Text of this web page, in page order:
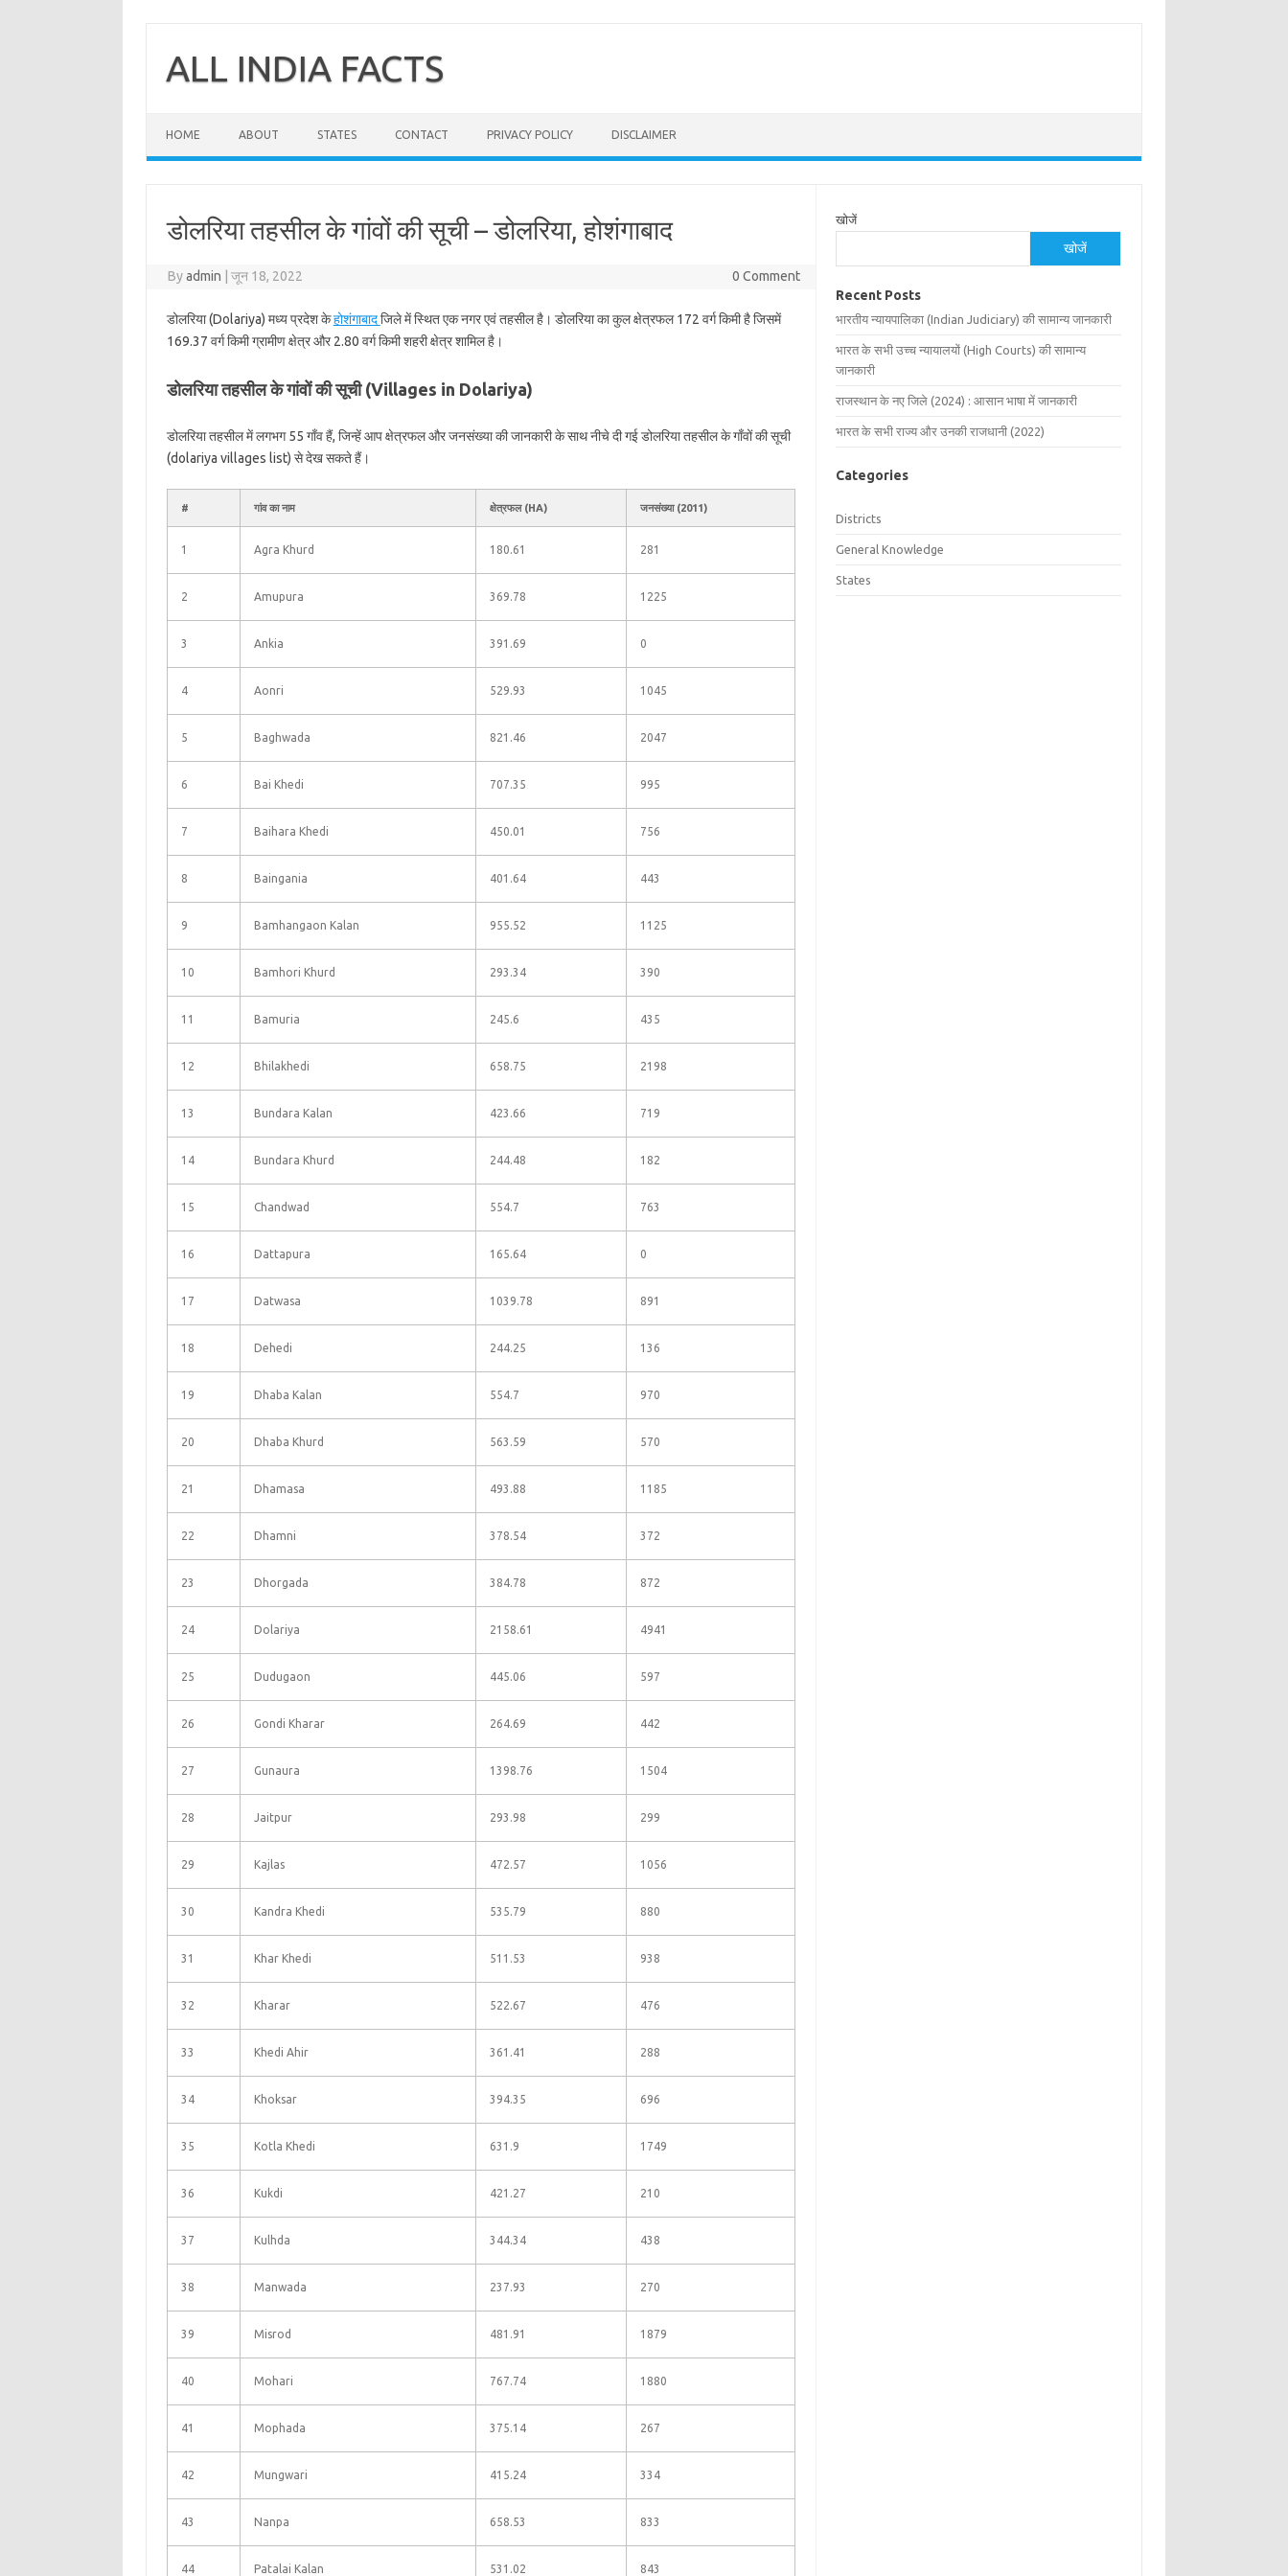
contentALL INDIA FACTS
HOME ABOUT STATES CONTACT PRIVACY POLICY DISCLAIMER
डोलरिया तहसील के गांवों की सूची – डोलरिया, होशंगाबाद
Byadmin जून 18, 2022 0 Comment
डोलरिया (Dolariya) मध्य प्रदेश केहोशंगाबादजिले में स्थित एक नगर एवं तहसील है। डोलरिया का कुल क्षेत्रफल 172 वर्ग किमी है जिसमें
169.37 वर्ग किमी ग्रामीण क्षेत्र और 2.80 वर्ग किमी शहरी क्षेत्र शामिल है।
डोलरिया तहसील के गांवों की सूची (Villages in Dolariya)
डोलरिया तहसील में लगभग 55 गाँव हैं, जिन्हें आप क्षेत्रफल और जनसंख्या की जानकारी के साथ नीचे दी गई डोलरिया तहसील के गाँवों की सूची
(dolariya villages list) से देख सकते हैं।
# गांव का नाम क्षेत्रफल (HA) जनसंख्या (2011)
1 Agra Khurd 180.61 281
2 Amupura 369.78 1225
3 Ankia 391.69 0
4 Aonri 529.93 1045
5 Baghwada 821.46 2047
6 Bai Khedi 707.35 995
7 Baihara Khedi 450.01 756
8 Baingania 401.64 443
9 Bamhangaon Kalan 955.52 1125
10 Bamhori Khurd 293.34 390
11 Bamuria 245.6 435
12 Bhilakhedi 658.75 2198
13 Bundara Kalan 423.66 719
14 Bundara Khurd 244.48 182
15 Chandwad 554.7 763
16 Dattapura 165.64 0
17 Datwasa 1039.78 891
18 Dehedi 244.25 136
19 Dhaba Kalan 554.7 970
20 Dhaba Khurd 563.59 570
21 Dhamasa 493.88 1185
22 Dhamni 378.54 372
23 Dhorgada 384.78 872
24 Dolariya 2158.61 4941
25 Dudugaon 445.06 597
26 Gondi Kharar 264.69 442
27 Gunaura 1398.76 1504
28 Jaitpur 293.98 299
29 Kajlas 472.57 1056
30 Kandra Khedi 535.79 880
31 Khar Khedi 511.53 938
32 Kharar 522.67 476
33 Khedi Ahir 361.41 288
34 Khoksar 394.35 696
35 Kotla Khedi 631.9 1749
36 Kukdi 421.27 210
37 Kulhda 344.34 438
38 Manwada 237.93 270
39 Misrod 481.91 1879
40 Mohari 767.74 1880
41 Mophada 375.14 267
42 Mungwari 415.24 334
43 Nanpa 658.53 833
44 Patalai Kalan 531.02 843
खोजें
खोजें
Recent Posts
भारतीय न्यायपालिका (Indian Judiciary) की सामान्य जानकारी
भारत के सभी उच्च न्यायालयों (High Courts) की सामान्य
जानकारी
राजस्थान के नए जिले (2024) : आसान भाषा में जानकारी
भारत के सभी राज्य और उनकी राजधानी (2022)
Categories
Districts
General Knowledge
States